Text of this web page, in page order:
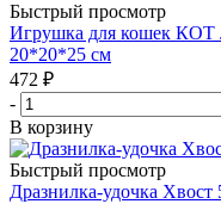
Быстрый просмотр
Игрушка для кошек
20*20*25 см
472 ₽
-
В корзину
Быстрый просмотр
Дразнилка-удочка Хвост